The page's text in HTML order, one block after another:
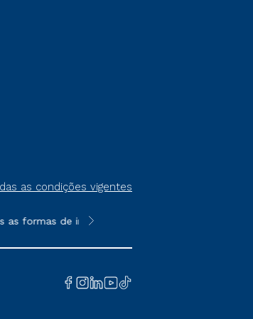
as condições vigentes
de ingresso, exceto na prova on-line
**Semipresencial é um formato do